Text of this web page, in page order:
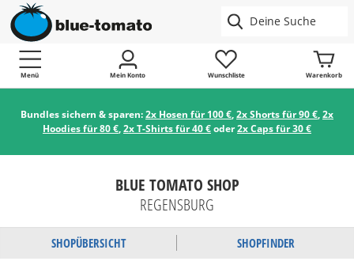
Menü Mein Konto Wunschliste Warenkorb
Bundles sichern & sparen:2x Hosen für 100 €,2x Shorts für 90 €,2x
Hoodies für 80 €,2x T-Shirts für 40 €oder2x Caps für 30 €
BLUE TOMATO SHOP
REGENSBURG
SHOPÜBERSICHT SHOPFINDER